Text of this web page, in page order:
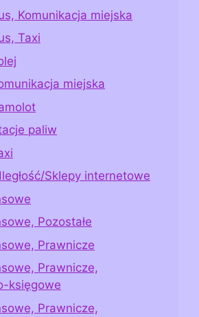
Komunikacja miejska
Taxi
miejska
paliw
Sklepy internetowe
Pozostałe
Prawnicze
Prawnicze,
księgowe
Prawnicze,